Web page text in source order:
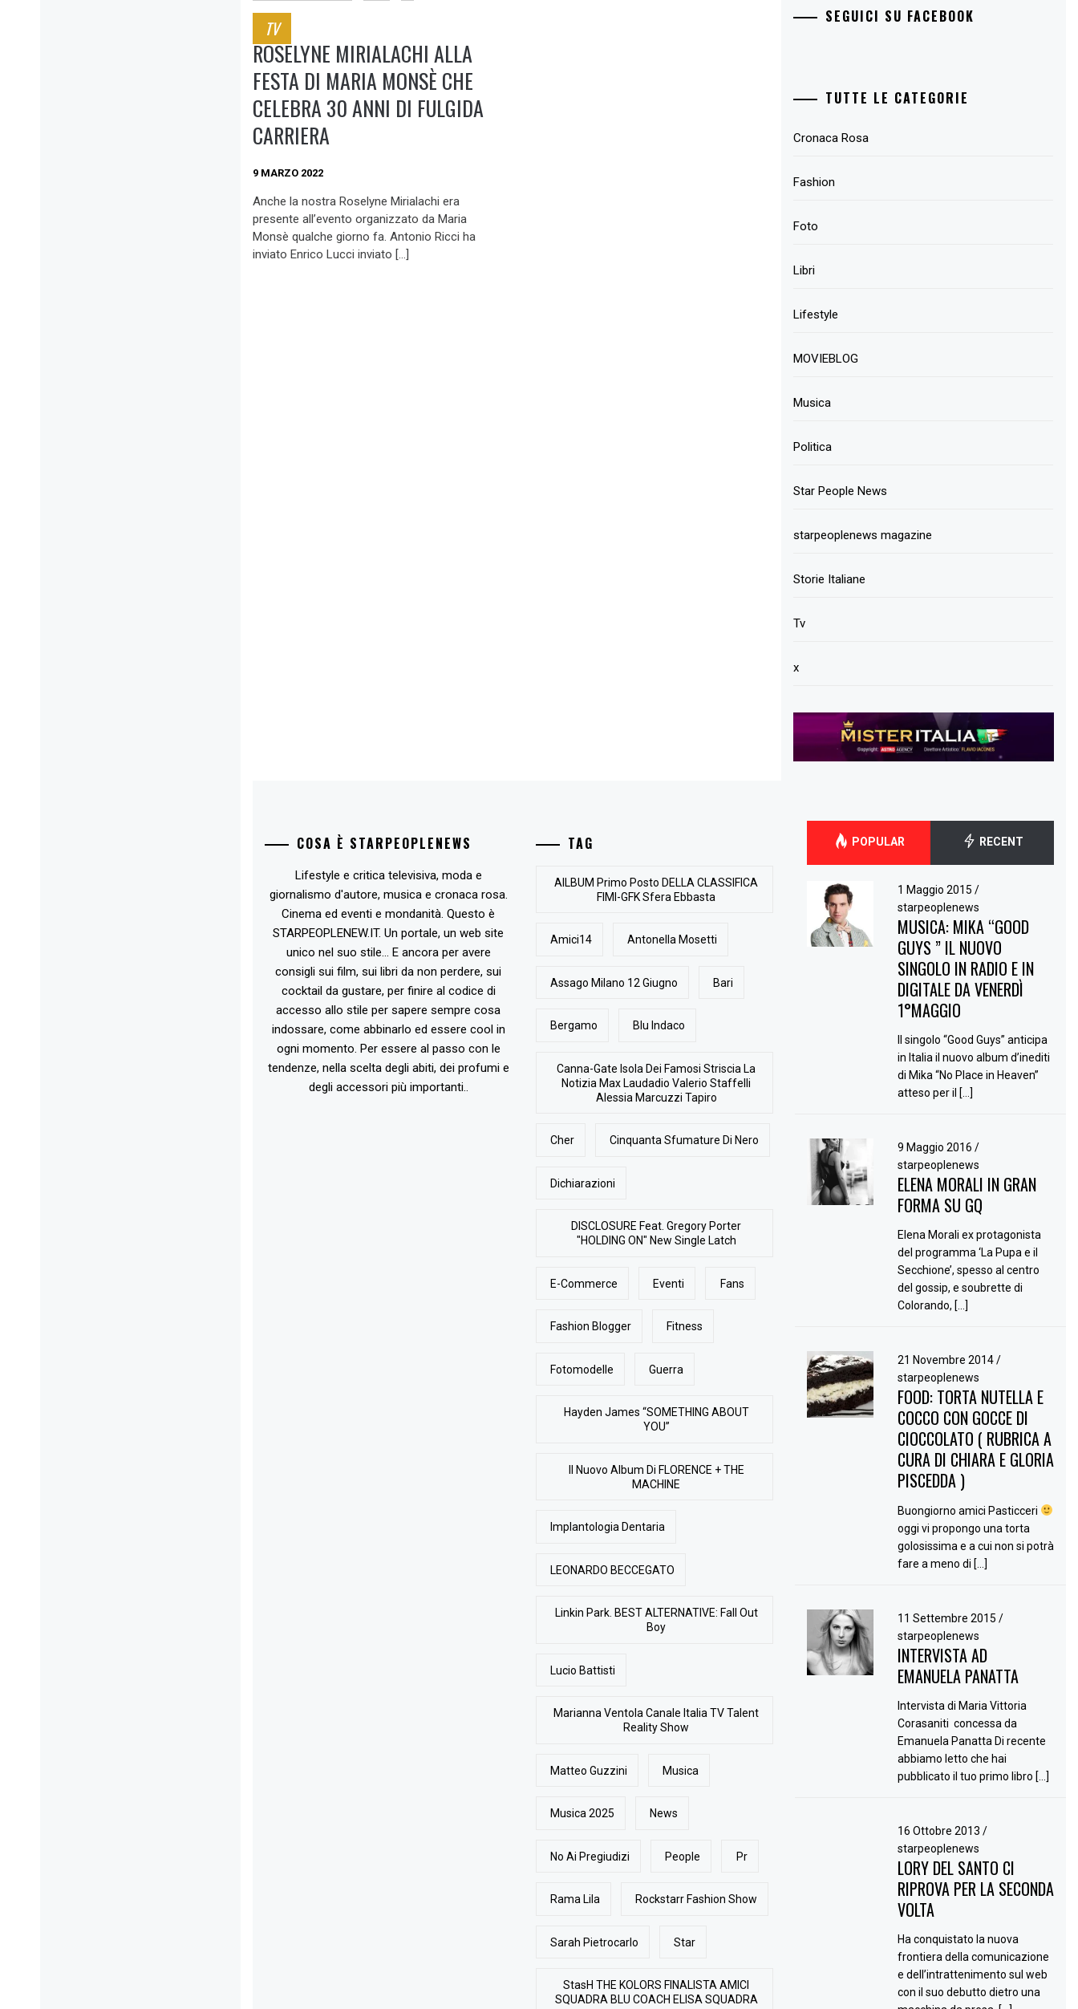
TV
ROSELYNE MIRIALACHI ALLA
FESTA DI MARIA MONSÈ CHE
CELEBRA 30 ANNI DI FULGIDA
CARRIERA
9 MARZO 2022
Anche la nostra Roselyne Mirialachi era
presente all’evento organizzato da Maria
Monsè qualche giorno fa. Antonio Ricci ha
inviato Enrico Lucci inviato […]
SEGUICI SU FACEBOOK
TUTTE LE CATEGORIE
Cronaca Rosa
Fashion
Foto
Libri
Lifestyle
MOVIEBLOG
Musica
Politica
Star People News
starpeoplenews magazine
Storie Italiane
Tv
x
COSA È STARPEOPLENEWS
Lifestyle e critica televisiva, moda e
giornalismo d'autore, musica e cronaca rosa.
Cinema ed eventi e mondanità. Questo è
STARPEOPLENEW.IT. Un portale, un web site
unico nel suo stile... E ancora per avere
consigli sui film, sui libri da non perdere, sui
cocktail da gustare, per finire al codice di
accesso allo stile per sapere sempre cosa
indossare, come abbinarlo ed essere cool in
ogni momento. Per essere al passo con le
tendenze, nella scelta degli abiti, dei profumi e
degli accessori più importanti..
TAG
AlLBUM Primo Posto DELLA CLASSIFICA
FIMI-GFK Sfera Ebbasta
Amici14 Antonella Mosetti
Assago Milano 12 Giugno Bari
Bergamo Blu Indaco
Canna-Gate Isola Dei Famosi Striscia La
Notizia Max Laudadio Valerio Staffelli
Alessia Marcuzzi Tapiro
Cher Cinquanta Sfumature Di Nero
Dichiarazioni
DISCLOSURE Feat. Gregory Porter
"HOLDING ON" New Single Latch
E-Commerce Eventi Fans
Fashion Blogger Fitness
Fotomodelle Guerra
Hayden James “SOMETHING ABOUT
YOU”
Il Nuovo Album Di FLORENCE + THE
MACHINE
Implantologia Dentaria
LEONARDO BECCEGATO
Linkin Park. BEST ALTERNATIVE: Fall Out
Boy
Lucio Battisti
Marianna Ventola Canale Italia TV Talent
Reality Show
Matteo Guzzini Musica
Musica 2025 News
No Ai Pregiudizi People Pr
Rama Lila Rockstarr Fashion Show
Sarah Pietrocarlo Star
StasH THE KOLORS FINALISTA AMICI
SQUADRA BLU COACH ELISA SQUADRA
POPULAR RECENT
1 Maggio 2015 /
starpeoplenews
MUSICA: MIKA “GOOD
GUYS ” IL NUOVO
SINGOLO IN RADIO E IN
DIGITALE DA VENERDÌ
1°MAGGIO
Il singolo “Good Guys” anticipa
in Italia il nuovo album d’inediti
di Mika “No Place in Heaven”
atteso per il […]
9 Maggio 2016 /
starpeoplenews
ELENA MORALI IN GRAN
FORMA SU GQ
Elena Morali ex protagonista
del programma ‘La Pupa e il
Secchione’, spesso al centro
del gossip, e soubrette di
Colorando, […]
21 Novembre 2014/
starpeoplenews
FOOD: TORTA NUTELLA E
COCCO CON GOCCE DI
CIOCCOLATO ( RUBRICA A
CURA DI CHIARA E GLORIA
PISCEDDA )
Buongiorno amici Pasticceri
oggi vi propongo una torta
golosissima e a cui non si potrà
fare a meno di […]
11 Settembre 2015 /
starpeoplenews
INTERVISTA AD
EMANUELA PANATTA
Intervista di Maria Vittoria
Corasaniti concessa da
Emanuela Panatta Di recente
abbiamo letto che hai
pubblicato il tuo primo libro […]
16 Ottobre 2013 /
starpeoplenews
LORY DEL SANTO CI
RIPROVA PER LA SECONDA
VOLTA
Ha conquistato la nuova
frontiera della comunicazione
e dell’intrattenimento sul web
con il suo debutto dietro una